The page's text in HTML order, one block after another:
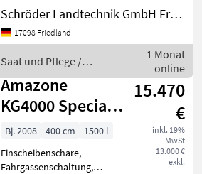
Beleuchtung/Warntafeln
________ Amazone
Drillmaschine RPD 401:,
Beleuchtung,
Einscheibensäschare,
Exaktstriegel
Schröder Landtechnik GmbH Friedland
17098 Friedland
Saat und Pflege /
Amazone
1 Monat
online
Amazone
KG4000 Special +
KW402/580 +
AD403
15.470
€
inkl. 19%
MwSt
13.000 €
exkl.
Bj. 2008 400 cm
1500 l
Einscheibenschare,
Fahrgassenschaltung,